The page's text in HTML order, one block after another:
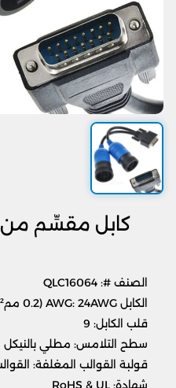
الصنف #: QLC16064
الكابل AWG: 24AWG (0.2 مم²)
قلب الكابل: 9
سطح التلامس: مطلي بالنيكل
قولبة القوالب المغلفة: